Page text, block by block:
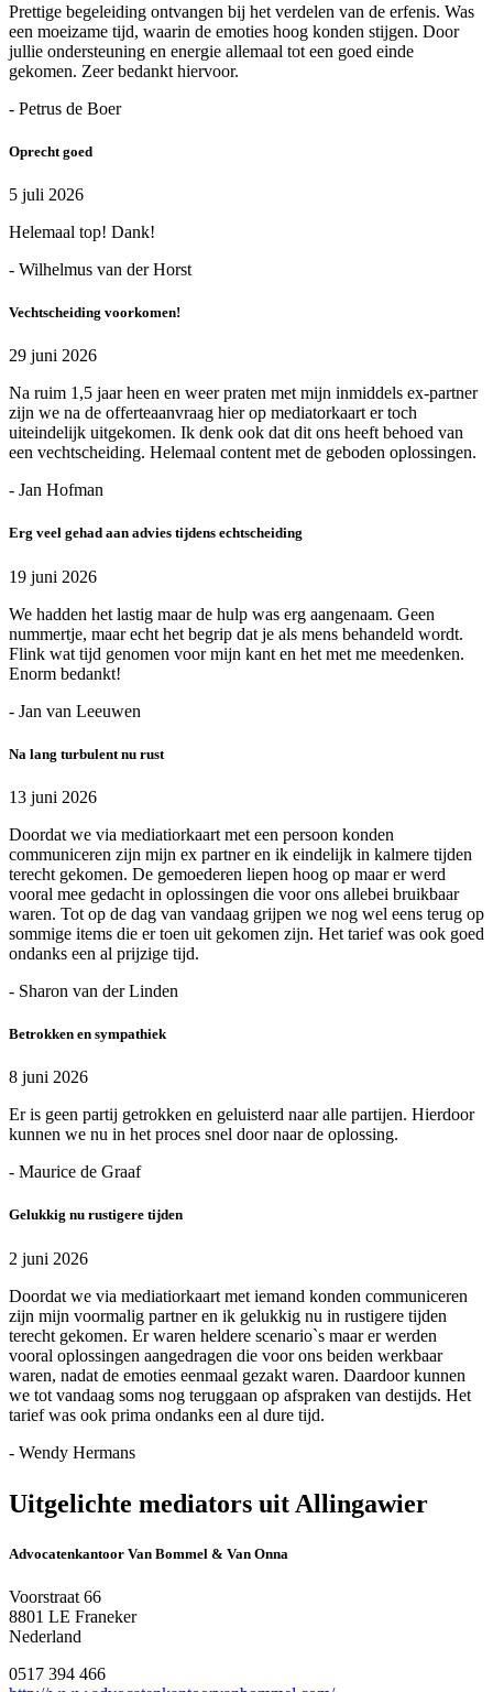
Prettige begeleiding ontvangen bij het verdelen van de erfenis. Was
een moeizame tijd, waarin de emoties hoog konden stijgen. Door
jullie ondersteuning en energie allemaal tot een goed einde
gekomen. Zeer bedankt hiervoor.
- Petrus de Boer
Oprecht goed
5 juli 2026
Helemaal top! Dank!
- Wilhelmus van der Horst
Vechtscheiding voorkomen!
29 juni 2026
Na ruim 1,5 jaar heen en weer praten met mijn inmiddels ex-partner
zijn we na de offerteaanvraag hier op mediatorkaart er toch
uiteindelijk uitgekomen. Ik denk ook dat dit ons heeft behoed van
een vechtscheiding. Helemaal content met de geboden oplossingen.
- Jan Hofman
Erg veel gehad aan advies tijdens echtscheiding
19 juni 2026
We hadden het lastig maar de hulp was erg aangenaam. Geen
nummertje, maar echt het begrip dat je als mens behandeld wordt.
Flink wat tijd genomen voor mijn kant en het met me meedenken.
Enorm bedankt!
- Jan van Leeuwen
Na lang turbulent nu rust
13 juni 2026
Doordat we via mediatiorkaart met een persoon konden
communiceren zijn mijn ex partner en ik eindelijk in kalmere tijden
terecht gekomen. De gemoederen liepen hoog op maar er werd
vooral mee gedacht in oplossingen die voor ons allebei bruikbaar
waren. Tot op de dag van vandaag grijpen we nog wel eens terug op
sommige items die er toen uit gekomen zijn. Het tarief was ook goed
ondanks een al prijzige tijd.
- Sharon van der Linden
Betrokken en sympathiek
8 juni 2026
Er is geen partij getrokken en geluisterd naar alle partijen. Hierdoor
kunnen we nu in het proces snel door naar de oplossing.
- Maurice de Graaf
Gelukkig nu rustigere tijden
2 juni 2026
Doordat we via mediatiorkaart met iemand konden communiceren
zijn mijn voormalig partner en ik gelukkig nu in rustigere tijden
terecht gekomen. Er waren heldere scenario`s maar er werden
vooral oplossingen aangedragen die voor ons beiden werkbaar
waren, nadat de emoties eenmaal gezakt waren. Daardoor kunnen
we tot vandaag soms nog teruggaan op afspraken van destijds. Het
tarief was ook prima ondanks een al dure tijd.
- Wendy Hermans
Uitgelichte mediators uit Allingawier
Advocatenkantoor Van Bommel & Van Onna
Voorstraat 66
8801 LE Franeker
Nederland
0517 394 466